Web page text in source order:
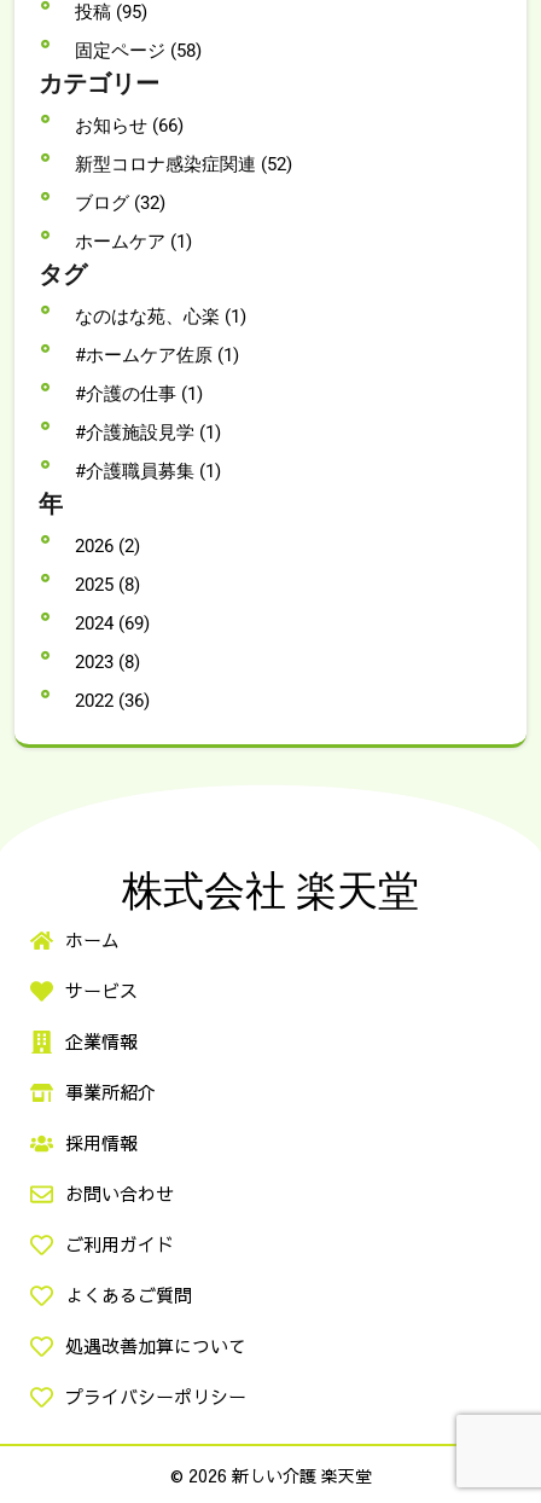
投稿 (95)
固定ページ (58)
カテゴリー
お知らせ (66)
新型コロナ感染症関連 (52)
ブログ (32)
ホームケア (1)
タグ
なのはな苑、心楽 (1)
#ホームケア佐原 (1)
#介護の仕事 (1)
#介護施設見学 (1)
#介護職員募集 (1)
年
2026 (2)
2025 (8)
2024 (69)
2023 (8)
2022 (36)
株式会社 楽天堂
ホーム
サービス
企業情報
事業所紹介
採用情報
お問い合わせ
ご利用ガイド
よくあるご質問
処遇改善加算について
プライバシーポリシー
© 2026 新しい介護 楽天堂